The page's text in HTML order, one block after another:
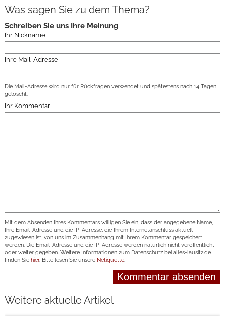
Was sagen Sie zu dem Thema?
Schreiben Sie uns Ihre Meinung
Ihr Nickname
Ihre Mail-Adresse
Die Mail-Adresse wird nur für Rückfragen verwendet und spätestens nach 14 Tagen
gelöscht.
Ihr Kommentar
Mit dem Absenden Ihres Kommentars willigen Sie ein, dass der angegebene Name,
Ihre Email-Adresse und die IP-Adresse, die Ihrem Internetanschluss aktuell
zugewiesen ist, von uns im Zusammenhang mit Ihrem Kommentar gespeichert
werden. Die Email-Adresse und die IP-Adresse werden natürlich nicht veröffentlicht
oder weiter gegeben. Weitere Informationen zum Datenschutz bei alles-lausitz.de
finden Sie hier. Bitte lesen Sie unsere Netiquette.
Weitere aktuelle Artikel